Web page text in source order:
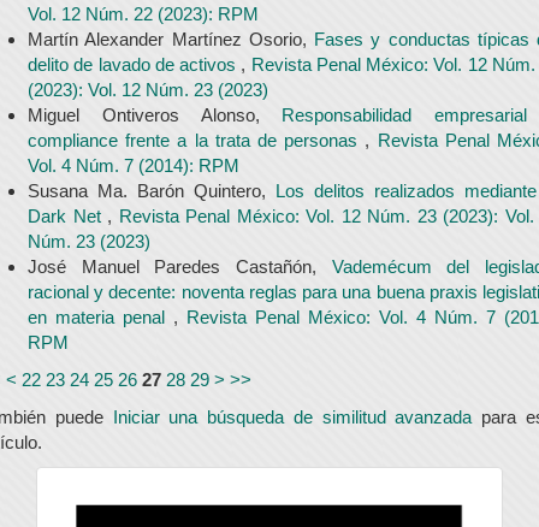
Vol. 12 Núm. 22 (2023): RPM
Martín Alexander Martínez Osorio, Fases y conductas típicas
delito de lavado de activos , Revista Penal México: Vol. 12 Núm.
(2023): Vol. 12 Núm. 23 (2023)
Miguel Ontiveros Alonso, Responsabilidad
compliance frente a la trata de personas , Revista Penal
Vol. 4 Núm. 7 (2014): RPM
Susana Ma. Barón Quintero, Los delitos realizados
Dark Net , Revista Penal México: Vol. 12 Núm. 23 (2023): Vol.
Núm. 23 (2023)
José Manuel Paredes Castañón, Vademécum del
racional y decente: noventa reglas para una buena praxis
en materia penal , Revista Penal México: Vol. 4 Núm. 7
RPM
< 22 23 24 25 26 27 28 29 > >>
puede Iniciar una búsqueda de similitud avanzada para
universidad